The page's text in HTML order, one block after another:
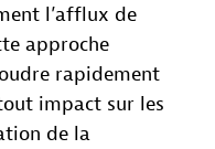
l’afflux de
approche
rapidement
impact sur les
de la